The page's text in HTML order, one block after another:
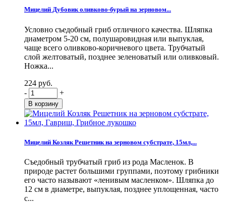
Мицелий Дубовик оливково-бурый на зерновом...
Условно съедобный гриб отличного качества. Шляпка
диаметром 5-20 см, полушаровидная или выпуклая,
чаще всего оливково-коричневого цвета. Трубчатый
слой желтоватый, позднее зеленоватый или оливковый.
Ножка...
224 руб.
-
+
Мицелий Козляк Решетник на зерновом субстрате, 15мл,...
Съедобный трубчатый гриб из рода Масленок. В
природе растет большими группами, поэтому грибники
его часто называют «ленивым масленком». Шляпка до
12 см в диаметре, выпуклая, позднее уплощенная, часто
с...